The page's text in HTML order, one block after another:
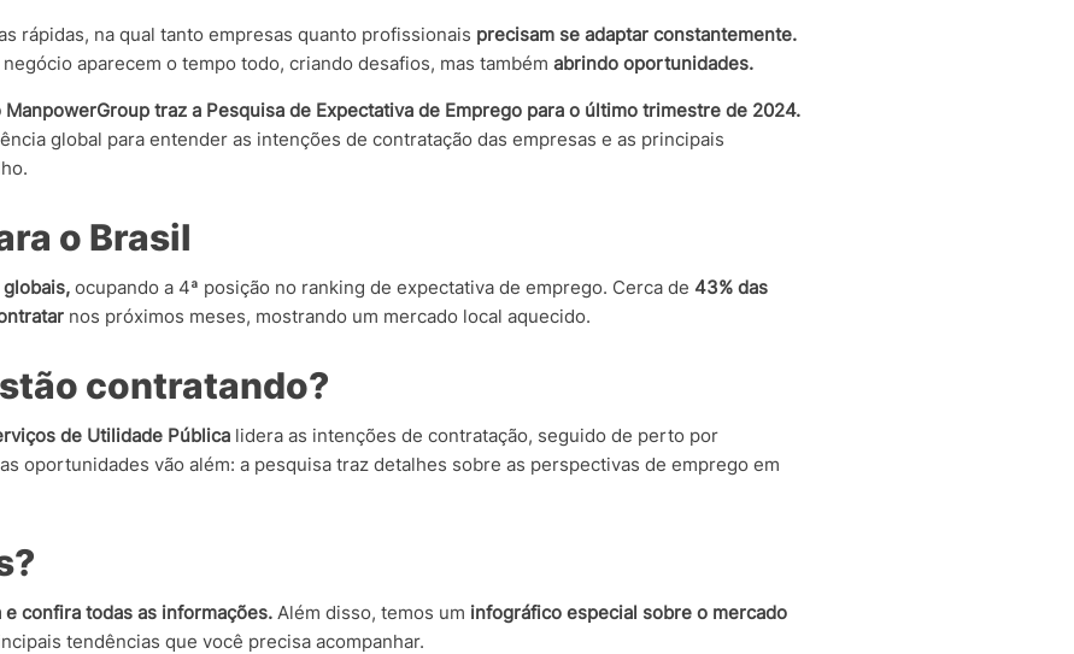
rápidas, na qual tanto empresas quanto profissionais precisam se adaptar constantemente.
aparecem o tempo todo, criando desafios, mas também abrindo oportunidades.
ManpowerGroup traz a Pesquisa de Expectativa de Emprego para o último trimestre de 2024.
global para entender as intenções de contratação das empresas e as principais
o Brasil
ocupando a 4ª posição no ranking de expectativa de emprego. Cerca de 43% das
nos próximos meses, mostrando um mercado local aquecido.
contratando?
de Utilidade Pública lidera as intenções de contratação, seguido de perto por
oportunidades vão além: a pesquisa traz detalhes sobre as perspectivas de emprego em
confira todas as informações. Além disso, temos um infográfico especial sobre o mercado
tendências que você precisa acompanhar.